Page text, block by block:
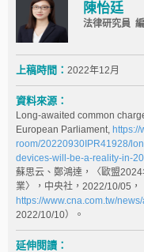
陳怡廷
法律研究員
上稿時間： 2022年12月
資料來源：
Long-awaited common
European Parliament,
room/20220930IPR41928/
devices-will-be-a-reality-in-
蘇思云、鄭鴻達，〈歐盟
業〉，中央社，2022/10/05，
https://www.cna.com.tw/
2022/10/10）。
延伸閱讀：